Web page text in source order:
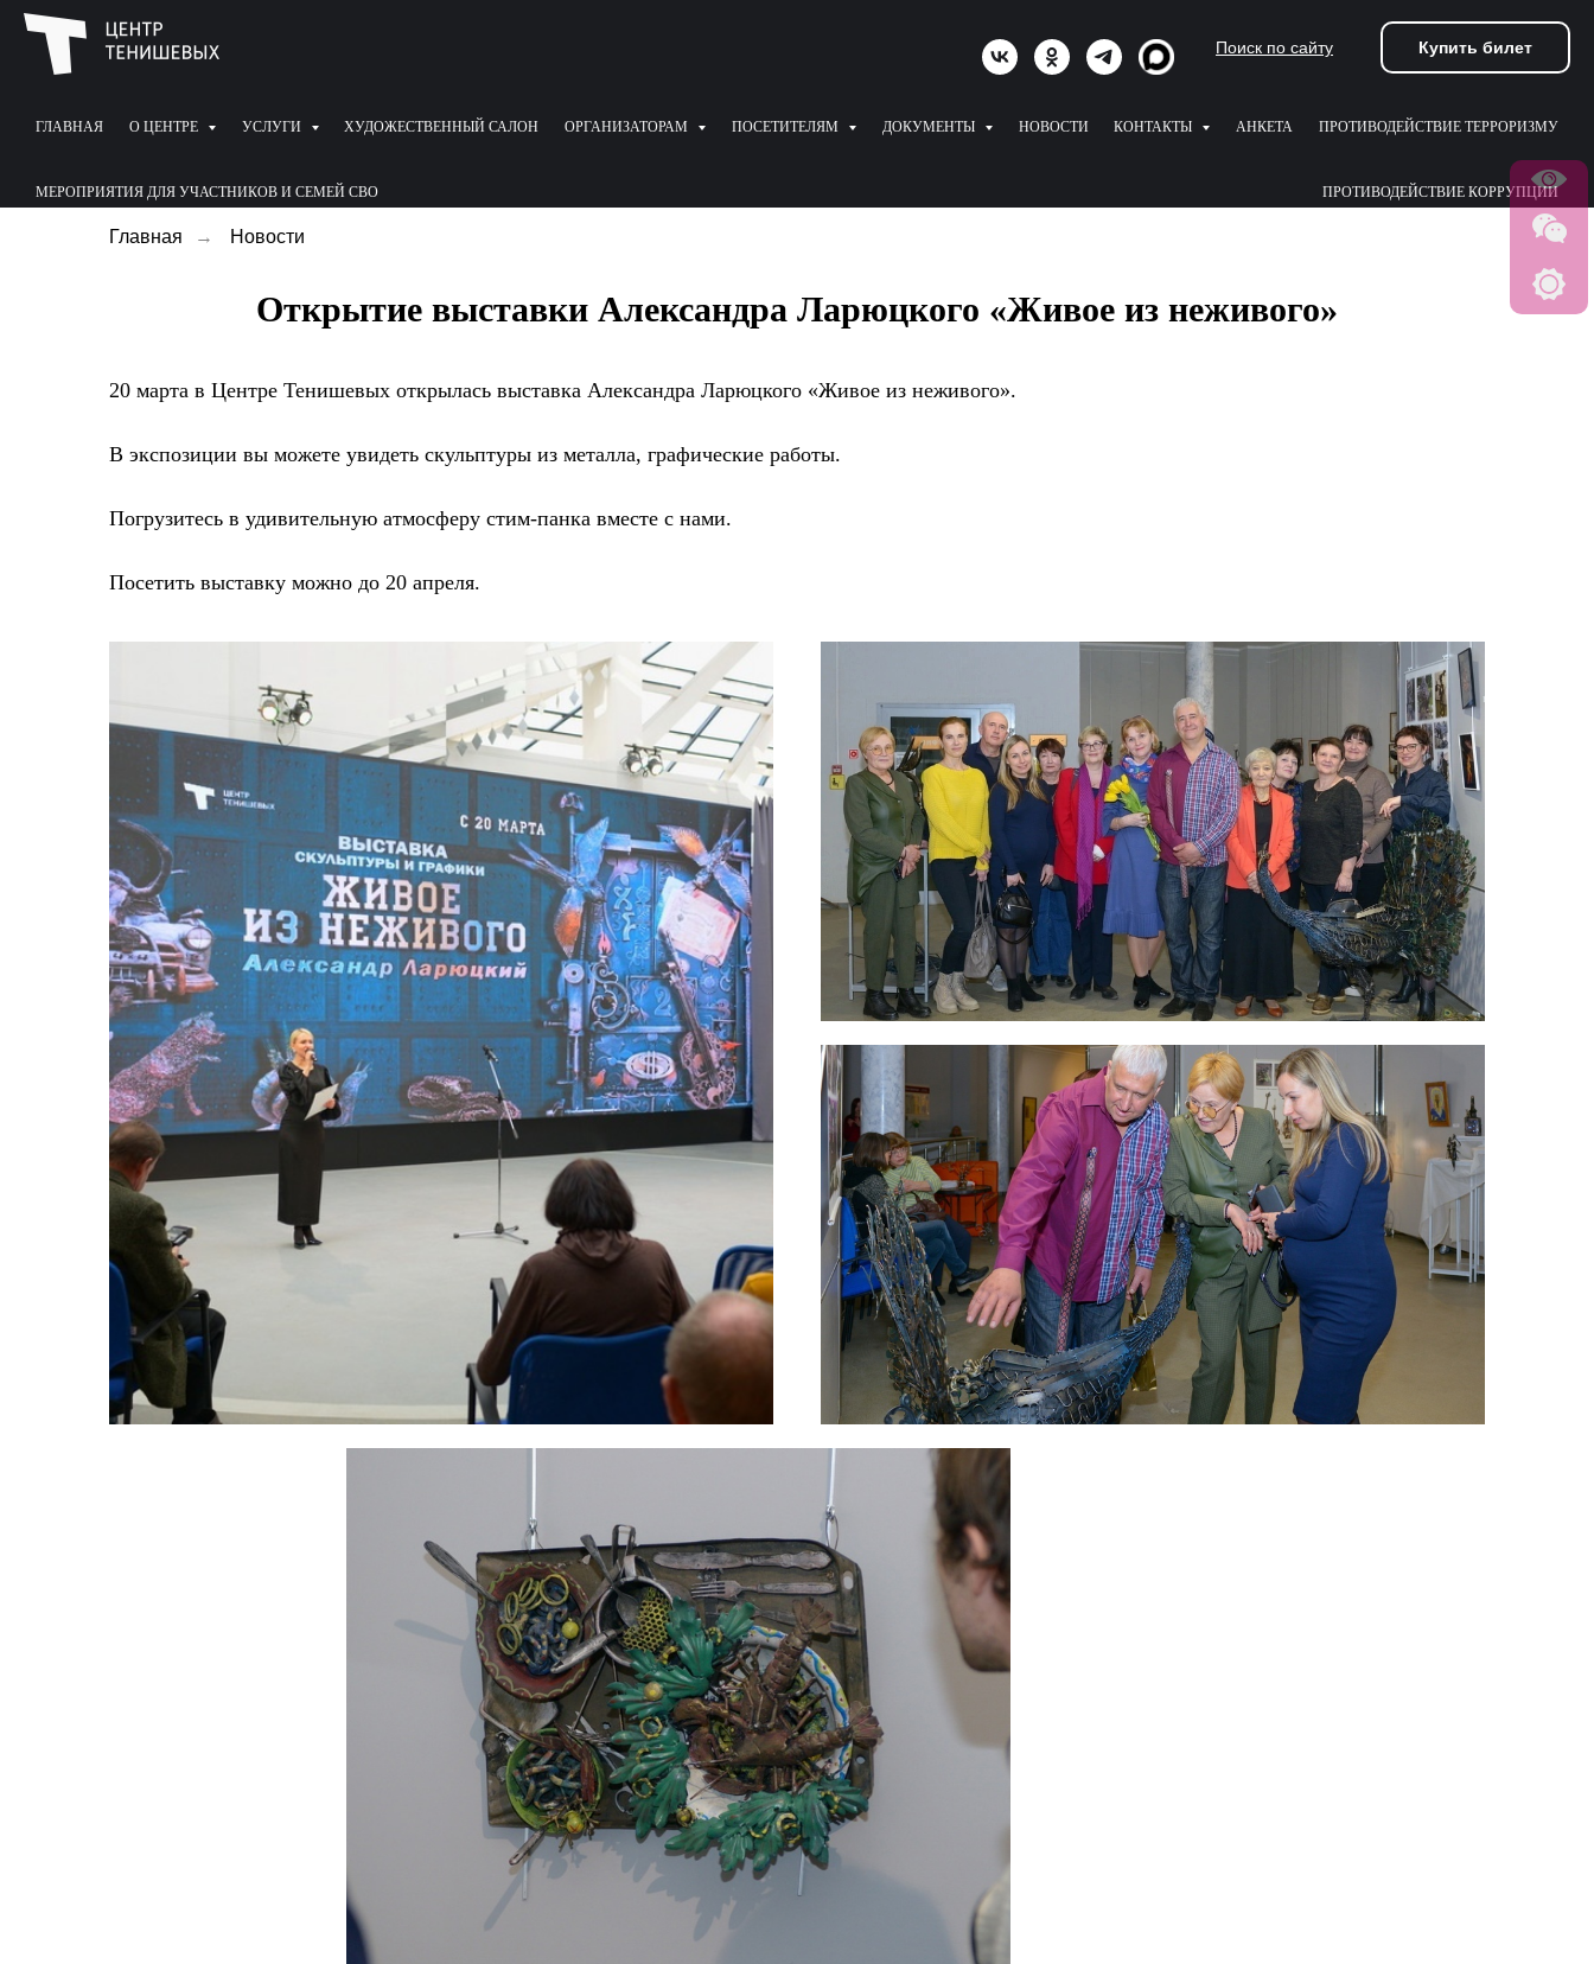
Поиск по сайту Купить билет
ГЛАВНАЯ О ЦЕНТРЕ УСЛУГИ ХУДОЖЕСТВЕННЫЙ САЛОН ОРГАНИЗАТОРАМ ПОСЕТИТЕЛЯМ ДОКУМЕНТЫ НОВОСТИ КОНТАКТЫ АНКЕТА ПРОТИВОДЕЙСТВИЕ ТЕРРОРИЗМУ
МЕРОПРИЯТИЯ ДЛЯ УЧАСТНИКОВ И СЕМЕЙ СВО ПРОТИВОДЕЙСТВИЕ КОРРУПЦИИ
Главная → Новости
Открытие выставки Александра Ларюцкого «Живое из неживого»
20 марта в Центре Тенишевых открылась выставка Александра Ларюцкого «Живое из неживого».
В экспозиции вы можете увидеть скульптуры из металла, графические работы.
Погрузитесь в удивительную атмосферу стим-панка вместе с нами.
Посетить выставку можно до 20 апреля.